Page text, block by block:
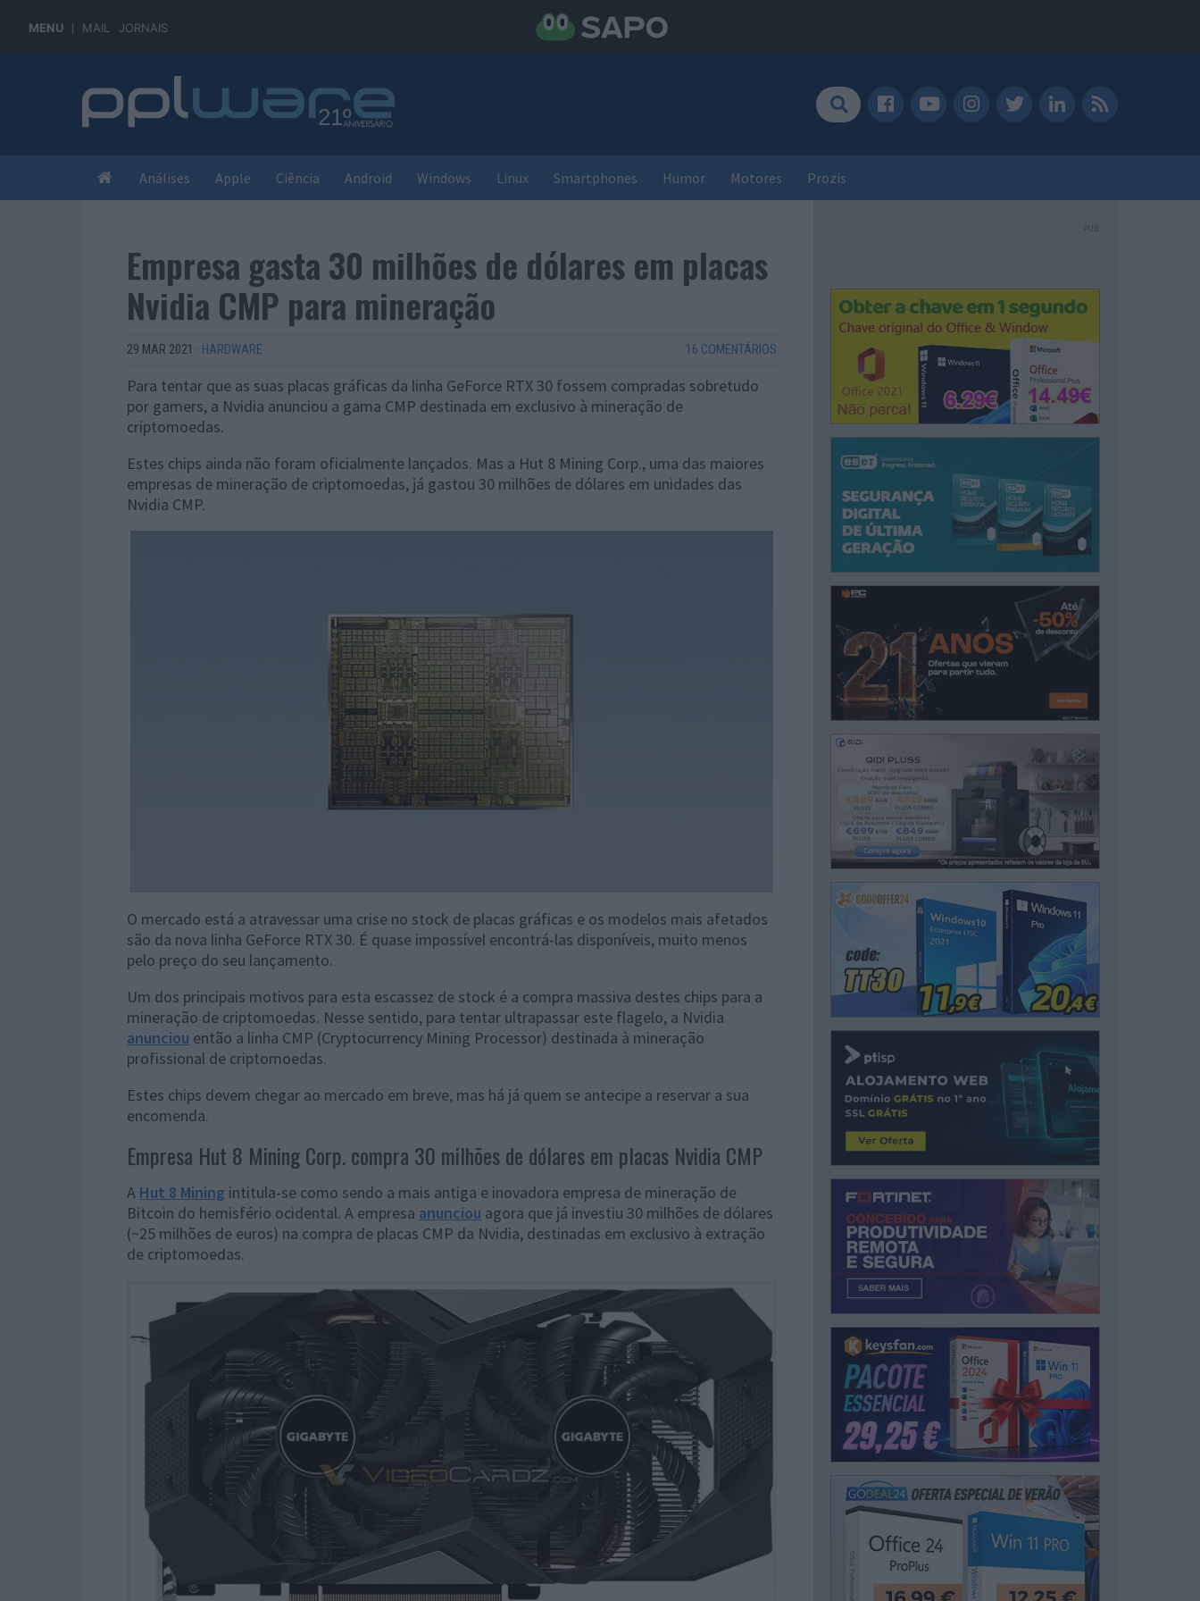
MENU MAIL JORNAIS
Análises Apple Ciência Android Windows Linux Smartphones Humor Motores Prozis
Empresa gasta 30 milhões de dólares em placas
Nvidia CMP para mineração
29 MAR 2021 · HARDWARE 16 COMENTÁRIOS
Para tentar que as suas placas gráficas da linha GeForce RTX 30 fossem compradas sobretudo
por gamers, a Nvidia anunciou a gama CMP destinada em exclusivo à mineração de
criptomoedas.
Estes chips ainda não foram oficialmente lançados. Mas a Hut 8 Mining Corp., uma das maiores
empresas de mineração de criptomoedas, já gastou 30 milhões de dólares em unidades das
Nvidia CMP.
O mercado está a atravessar uma crise no stock de placas gráficas e os modelos mais afetados
são da nova linha GeForce RTX 30. É quase impossível encontrá-las disponíveis, muito menos
pelo preço do seu lançamento.
Um dos principais motivos para esta escassez de stock é a compra massiva destes chips para a
mineração de criptomoedas. Nesse sentido, para tentar ultrapassar este flagelo, a Nvidia
anunciou então a linha CMP (Cryptocurrency Mining Processor) destinada à mineração
profissional de criptomoedas.
Estes chips devem chegar ao mercado em breve, mas há já quem se antecipe a reservar a sua
encomenda.
Empresa Hut 8 Mining Corp. compra 30 milhões de dólares em placas Nvidia CMP
A Hut 8 Mining intitula-se como sendo a mais antiga e inovadora empresa de mineração de
Bitcoin do hemisfério ocidental. A empresa anunciou agora que já investiu 30 milhões de dólares
(~25 milhões de euros) na compra de placas CMP da Nvidia, destinadas em exclusivo à extração
de criptomoedas.
PUB